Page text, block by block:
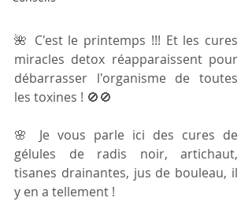
🌺 C'est le printemps !!! Et les cures
miracles detox réapparaissent pour
débarrasser l'organisme de toutes
les toxines ! 🚫🚫
🌸 Je vous parle ici des cures de
gélules de radis noir, artichaut,
tisanes drainantes, jus de bouleau, il
y en a tellement !